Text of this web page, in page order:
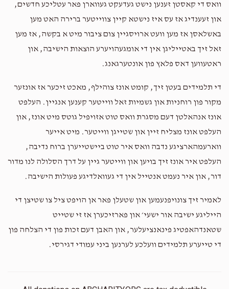
וואס די קאסטן זענען נישט געדעקט געווארן פאר עטליכע חדשים,
און זעענדיג אז עס איז נישטא קיין צווייטער ברירה האט מען
באשלאסן אז מען וועט ארויסגיין צום ציבור מיט א בקשה, אז מען
זאל זיך באטייליגן אין די אומגעהויערע הוצאות הישיבה, און
ראטעווען דאס פלאץ פון אונטערגאנג.
די תלמידים בעטן זיך, קומט אונז צוהילף, מאכט זיכער אז אונזער
מקור פון רוחניות און גשמיות זאל ווייטער קענען אנגיין. העלפט
אונז אנהאלטן דעם מסגרת וואס טוט אזויפיל גוטס מיט אונז, און
העלפט אונז מצליח זיין און שטייגן ווייטער. מיט אייער
ווארעמהארציגע נדבה וואס איר טוט ביישטייערן ברוח נדיבה,
העלפט איר אונז זיך בויען און ווייטער גיין על דרך הסלולה לנו מדור
דור, און איר נעמט אנטייל אין די געוואלדיגע פעולות הישיבה.
לאמיר זיך צונויפנעמען און שטעלן פאר אן הויפט ציל צו שטיצן די
הייליגע ישיבה אור ישעי׳ און פארזיכערן אז זי שטייט
שטאנדהאפטיג פינאנציעלער, און האבן דעם זכות פון די הצלחה פון
די טייערע תלמידים וועלכע לערנען ביני עמודי דגירסי.